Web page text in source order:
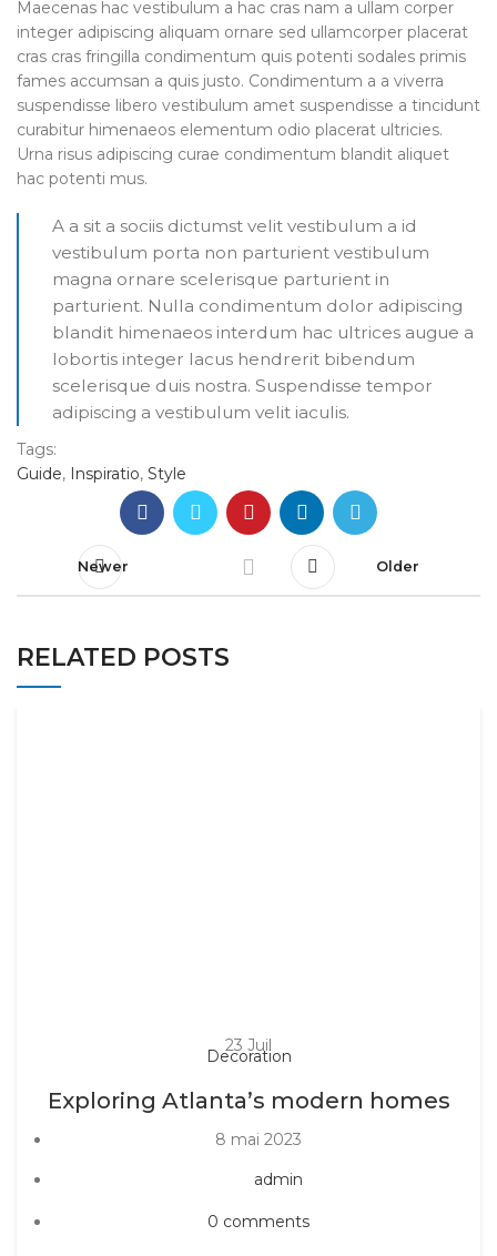
Maecenas hac vestibulum a hac cras nam a ullam corper
integer adipiscing aliquam ornare sed ullamcorper placerat
cras cras fringilla condimentum quis potenti sodales primis
fames accumsan a quis justo. Condimentum a a viverra
suspendisse libero vestibulum amet suspendisse a tincidunt
curabitur himenaeos elementum odio placerat ultricies.
Urna risus adipiscing curae condimentum blandit aliquet
hac potenti mus.
A a sit a sociis dictumst velit vestibulum a id
vestibulum porta non parturient vestibulum
magna ornare scelerisque parturient in
parturient. Nulla condimentum dolor adipiscing
blandit himenaeos interdum hac ultrices augue a
lobortis integer lacus hendrerit bibendum
scelerisque duis nostra. Suspendisse tempor
adipiscing a vestibulum velit iaculis.
Tags:
Guide, Inspiratio, Style
Newer Older
RELATED POSTS
23 Juil
Decoration
Exploring Atlanta’s modern homes
8 mai 2023
admin
0 comments